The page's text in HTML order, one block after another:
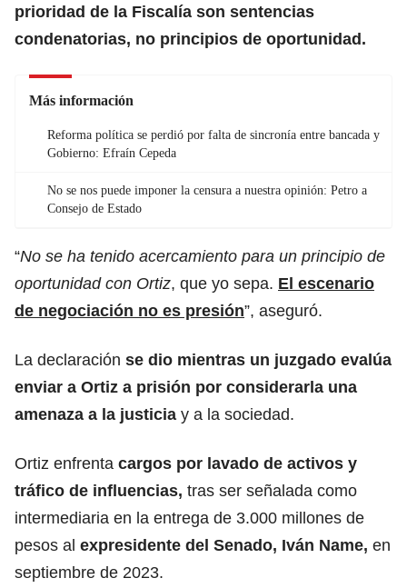
prioridad de la Fiscalía son sentencias
condenatorias, no principios de oportunidad.
Más información
Reforma política se perdió por falta de sincronía entre bancada y
Gobierno: Efraín Cepeda
No se nos puede imponer la censura a nuestra opinión: Petro a
Consejo de Estado
“No se ha tenido acercamiento para un principio de
oportunidad con Ortiz, que yo sepa. El escenario
de negociación no es presión”, aseguró.
La declaración se dio mientras un juzgado evalúa
enviar a Ortiz a prisión por considerarla una
amenaza a la justicia y a la sociedad.
Ortiz enfrenta cargos por lavado de activos y
tráfico de influencias, tras ser señalada como
intermediaria en la entrega de 3.000 millones de
pesos al expresidente del Senado, Iván Name, en
septiembre de 2023.